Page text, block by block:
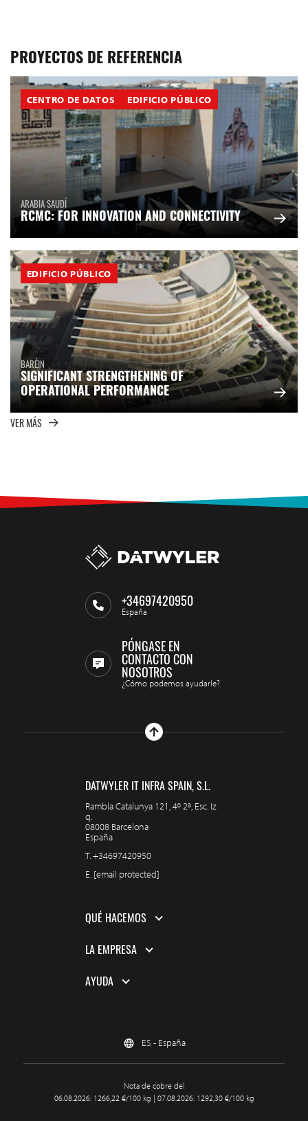
PROYECTOS DE REFERENCIA
CENTRO DE DATOS EDIFICIO PÚBLICO
ARABIA SAUDÍ
RCMC: FOR INNOVATION AND CONNECTIVITY
EDIFICIO PÚBLICO
BARÉIN
SIGNIFICANT STRENGTHENING OF
OPERATIONAL PERFORMANCE
VER MÁS
+34697420950
España
PÓNGASE EN
CONTACTO CON
NOSOTROS
¿Cómo podemos ayudarle?
DATWYLER IT INFRA SPAIN, S.L.
Rambla Catalunya 121, 4º 2ª, Esc. Iz
q.
08008 Barcelona
España
T.+34697420950
E. [email protected]
QUÉ HACEMOS
LA EMPRESA
AYUDA
ES - España
Nota de cobre del
06.08.2026: 1266,22 €/100 kg | 07.08.2026: 1292,30 €/100 kg